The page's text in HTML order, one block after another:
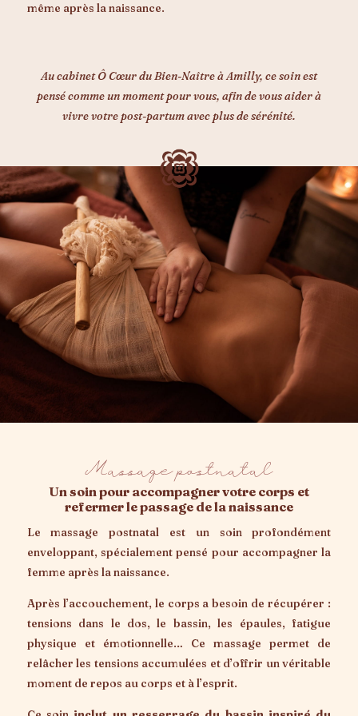
même après la naissance.
Au cabinet Ô Cœur du Bien-Naître à Amilly, ce soin est
pensé comme un moment pour vous, afin de vous aider à
vivre votre post-partum avec plus de sérénité.
Massage postnatal
Un soin pour accompagner votre corps et
refermer le passage de la naissance
Le massage postnatal est un soin profondément
enveloppant, spécialement pensé pour accompagner la
femme après la naissance.
Après l’accouchement, le corps a besoin de récupérer :
tensions dans le dos, le bassin, les épaules, fatigue
physique et émotionnelle… Ce massage permet de
relâcher les tensions accumulées et d’offrir un véritable
moment de repos au corps et à l’esprit.